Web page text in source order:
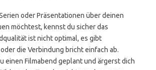
oder Präsentationen über deinen
möchtest, kennst du sicher das
ist nicht optimal, es gibt
die Verbindung bricht einfach ab.
einen Filmabend geplant und ärgerst dich